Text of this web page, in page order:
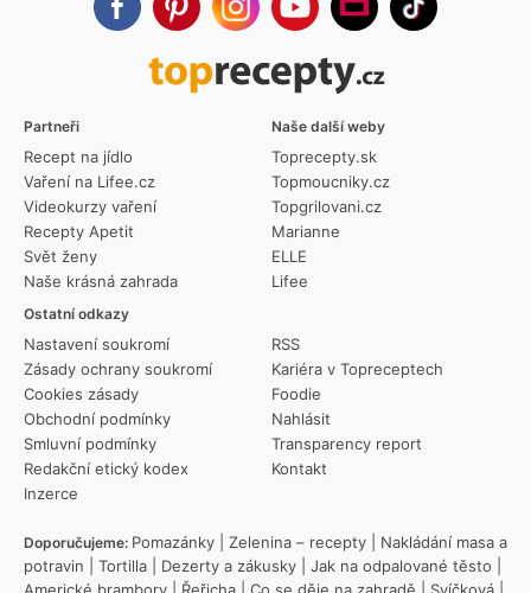
Partneři
Recept na jídlo
Vaření na Lifee.cz
Videokurzy vaření
Recepty Apetit
Svět ženy
Naše krásná zahrada
Ostatní odkazy
Nastavení soukromí
Zásady ochrany soukromí
Cookies zásady
Obchodní podmínky
Smluvní podmínky
Redakční etický kodex
Inzerce
RSS
Kariéra v Topreceptech
Foodie
Nahlásit
Transparency report
Kontakt
Naše další weby
Toprecepty.sk
Topmoucniky.cz
Topgrilovani.cz
Marianne
ELLE
Lifee
Doporučujeme: Pomazánky Zelenina – recepty
Nakládání masa a
potravin
Tortilla Dezerty a zákusky Jak na odpalované těsto